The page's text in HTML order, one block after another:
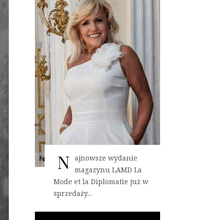
N ajnowsze wydanie
magazynu LAMD La
Mode et la Diplomatie już w
sprzedaży...